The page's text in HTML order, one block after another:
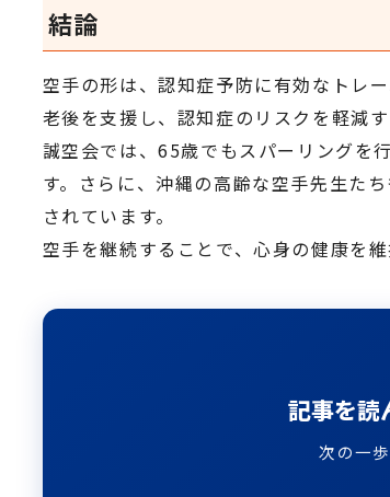
結論
空手の形は、認知症予防に有効なトレ
老後を支援し、認知症のリスクを軽減す
誠空会では、65歳でもスパーリングを
す。さらに、沖縄の高齢な空手先生た
されています。
空手を継続することで、心身の健康を
記事を読
次の一歩